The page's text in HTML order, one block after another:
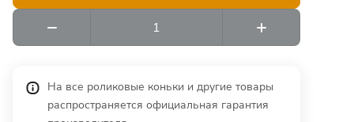
На все роликовые коньки и другие товары
распространяется официальная гарантия